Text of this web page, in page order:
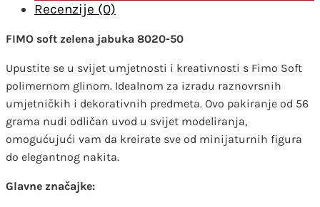
Recenzije (0)
FIMO soft zelena jabuka 8020-50
Upustite se u svijet umjetnosti i kreativnosti s Fimo Soft
polimernom glinom. Idealnom za izradu raznovrsnih
umjetničkih i dekorativnih predmeta. Ovo pakiranje od 56
grama nudi odličan uvod u svijet modeliranja,
omogućujući vam da kreirate sve od minijaturnih figura
do elegantnog nakita.
Glavne značajke: